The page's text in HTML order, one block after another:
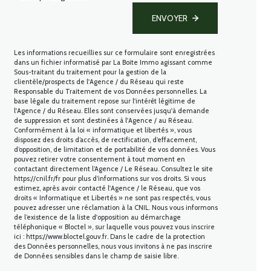
ENVOYER
Les informations recueillies sur ce formulaire sont enregistrées
dans un fichier informatisé par La Boite Immo agissant comme
Sous-traitant du traitement pour la gestion de la
clientèle/prospects de l'Agence / du Réseau qui reste
Responsable du Traitement de vos Données personnelles. La
base légale du traitement repose sur l'intérêt légitime de
l'Agence / du Réseau. Elles sont conservées jusqu'à demande
de suppression et sont destinées à l'Agence / au Réseau.
Conformément à la loi « informatique et libertés », vous
disposez des droits d’accès, de rectification, d’effacement,
d’opposition, de limitation et de portabilité de vos données. Vous
pouvez retirer votre consentement à tout moment en
contactant directement l’Agence / Le Réseau. Consultez le site
https://cnil.fr/frpour plus d’informations sur vos droits. Si vous
estimez, après avoir contacté l'Agence / le Réseau, que vos
droits « Informatique et Libertés » ne sont pas respectés, vous
pouvez adresser une réclamation à la CNIL. Nous vous informons
de l’existence de la liste d'opposition au démarchage
téléphonique « Bloctel », sur laquelle vous pouvez vous inscrire
ici : https://www.bloctel.gouv.fr. Dans le cadre de la protection
des Données personnelles, nous vous invitons à ne pas inscrire
de Données sensibles dans le champ de saisie libre.